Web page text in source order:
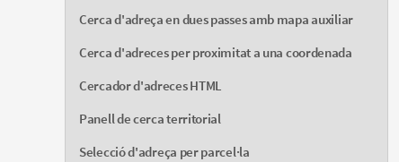
Cerca d'adreça en dues passes amb mapa auxiliar
Cerca d'adreces per proximitat a una coordenada
Cercador d'adreces HTML
Panell de cerca territorial
Selecció d'adreça per parcel·la